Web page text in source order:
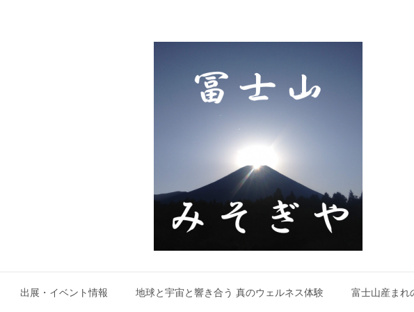
出展・イベント情報 地球と宇宙と響き合う 真のウェルネス体験
富士山産まれ